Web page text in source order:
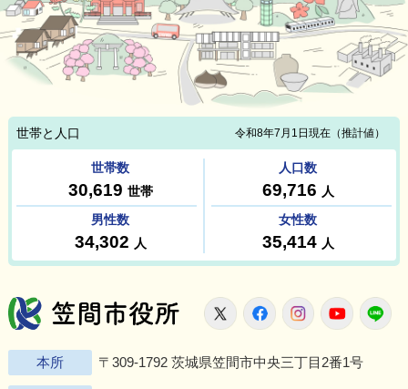
笠間市役所
X FacebookInstagram
本所 〒309-1792 茨城県笠間市中央三丁目2番1号